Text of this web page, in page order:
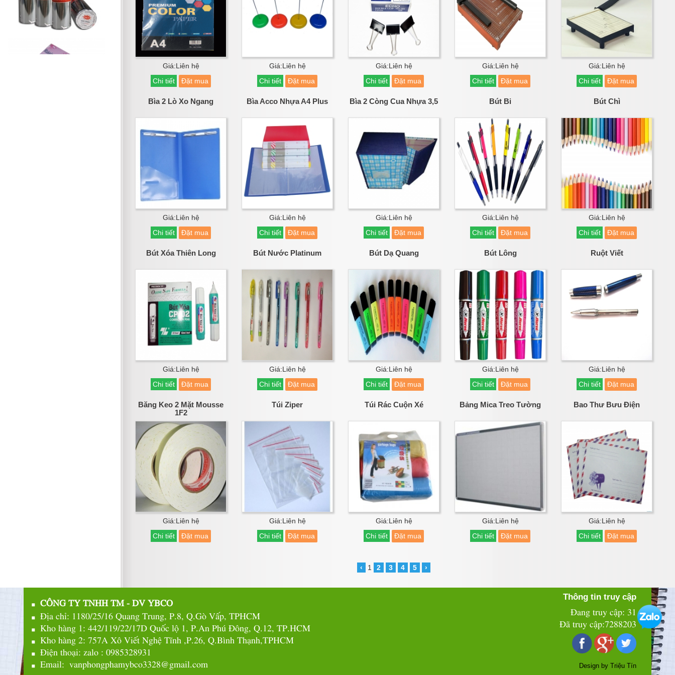
Giá:Liên hệ
Chi tiết
Đặt mua
Giá:Liên hệ
Chi tiết
Đặt mua
Giá:Liên hệ
Chi tiết
Đặt mua
Giá:Liên hệ
Chi tiết
Đặt mua
Giá:Liên hệ
Chi tiết
Đặt mua
Bìa 2 Lò Xo Ngang
Giá:Liên hệ
Chi tiết
Đặt mua
Bìa Acco Nhựa A4 Plus
Giá:Liên hệ
Chi tiết
Đặt mua
Bìa 2 Còng Cua Nhựa 3,5
Giá:Liên hệ
Chi tiết
Đặt mua
Bút Bi
Giá:Liên hệ
Chi tiết
Đặt mua
Bút Chì
Giá:Liên hệ
Chi tiết
Đặt mua
Bút Xóa Thiên Long
Giá:Liên hệ
Chi tiết
Đặt mua
Bút Nước Platinum
Giá:Liên hệ
Chi tiết
Đặt mua
Bút Dạ Quang
Giá:Liên hệ
Chi tiết
Đặt mua
Bút Lông
Giá:Liên hệ
Chi tiết
Đặt mua
Ruột Viết
Giá:Liên hệ
Chi tiết
Đặt mua
Băng Keo 2 Mặt Mousse
1F2
Giá:Liên hệ
Chi tiết
Đặt mua
Túi Ziper
Giá:Liên hệ
Chi tiết
Đặt mua
Túi Rác Cuộn Xé
Giá:Liên hệ
Chi tiết
Đặt mua
Bảng Mica Treo Tường
Giá:Liên hệ
Chi tiết
Đặt mua
Bao Thư Bưu Điện
Giá:Liên hệ
Chi tiết
Đặt mua
‹ 1 2 3 4 5 ›
CÔNG TY TNHH TM - DV YBCO
Địa chỉ: 1180/25/16 Quang Trung, P.8, Q.Gò Vấp, TPHCM
Kho hàng 1: 442/119/22/17D Quốc lộ 1, P.An Phú Đông, Q.12, TP.HCM
Kho hàng 2: 757A Xô Viết Nghệ Tĩnh ,P.26, Q.Bình Thạnh,TPHCM
Điện thoại: zalo : 0985328931
Email: vanphongphamybco3328@gmail.com
Thông tin truy cập
Đang truy cập: 31
Đã truy cập:7288203
Design by Triệu Tín